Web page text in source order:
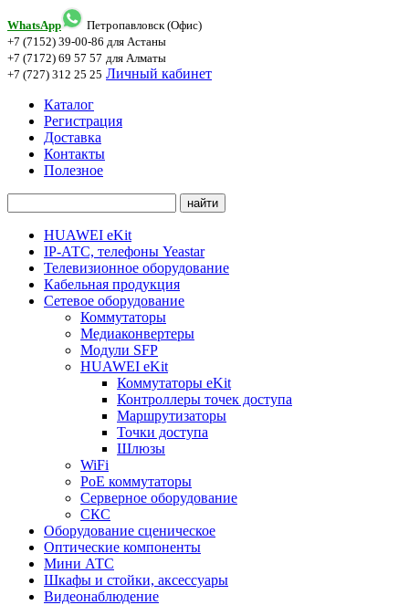
WhatsApp
Петропавловск (Офис)
+7 (7152) 39-00-86 для Астаны
+7 (7172) 69 57 57 для Алматы
+7 (727) 312 25 25 Личный кабинет
Каталог
Регистрация
Доставка
Контакты
Полезное
HUAWEI eKit
IP-АТС, телефоны Yeastar
Телевизионное оборудование
Кабельная продукция
Сетевое оборудование
Коммутаторы
Медиаконвертеры
Модули SFP
HUAWEI eKit
Коммутаторы eKit
Контроллеры точек доступа
Маршрутизаторы
Точки доступа
Шлюзы
WiFi
PoE коммутаторы
Серверное оборудование
СКС
Оборудование сценическое
Оптические компоненты
Мини АТС
Шкафы и стойки, аксессуары
Видеонаблюдение